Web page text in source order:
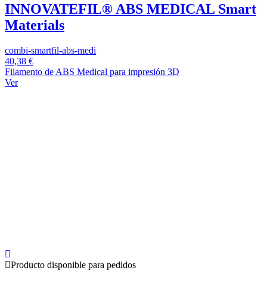
INNOVATEFIL® ABS MEDICAL Smart
Materials
combi-smartfil-abs-medi
40,38 €
Filamento de ABS Medical para impresión 3D
Ver
Producto disponible para pedidos